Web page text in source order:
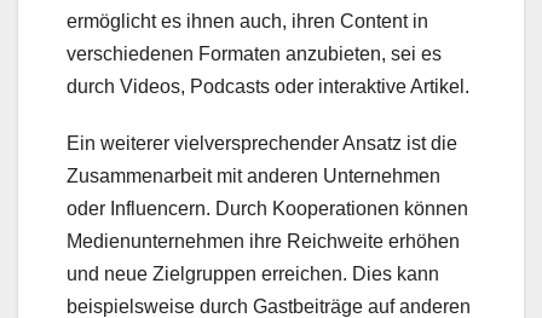
ermöglicht es ihnen auch, ihren Content in
verschiedenen Formaten anzubieten, sei es
durch Videos, Podcasts oder interaktive Artikel.
Ein weiterer vielversprechender Ansatz ist die
Zusammenarbeit mit anderen Unternehmen
oder Influencern. Durch Kooperationen können
Medienunternehmen ihre Reichweite erhöhen
und neue Zielgruppen erreichen. Dies kann
beispielsweise durch Gastbeiträge auf anderen